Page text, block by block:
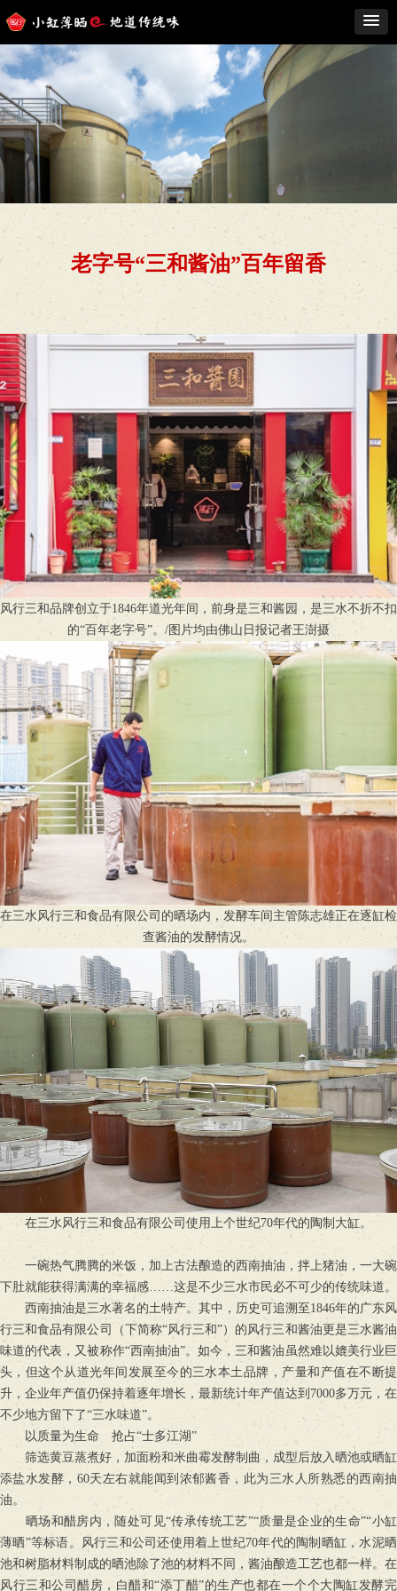
老字号“三和酱油”百年留香
风行三和品牌创立于1846年道光年间，前身是三和酱园，是三水不折不扣
的“百年老字号”。/图片均由佛山日报记者王澍摄
在三水风行三和食品有限公司的晒场内，发酵车间主管陈志雄正在逐缸检
查酱油的发酵情况。
在三水风行三和食品有限公司使用上个世纪70年代的陶制大缸。
一碗热气腾腾的米饭，加上古法酿造的西南抽油，拌上猪油，一大碗
下肚就能获得满满的幸福感……这是不少三水市民必不可少的传统味道。
西南抽油是三水著名的土特产。其中，历史可追溯至1846年的广东风
行三和食品有限公司（下简称“风行三和”）的风行三和酱油更是三水酱油
味道的代表，又被称作“西南抽油”。如今，三和酱油虽然难以媲美行业巨
头，但这个从道光年间发展至今的三水本土品牌，产量和产值在不断提
升，企业年产值仍保持着逐年增长，最新统计年产值达到7000多万元，在
不少地方留下了“三水味道”。
以质量为生命 抢占“士多江湖”
筛选黄豆蒸煮好，加面粉和米曲霉发酵制曲，成型后放入晒池或晒缸
添盐水发酵，60天左右就能闻到浓郁酱香，此为三水人所熟悉的西南抽
油。
晒场和醋房内，随处可见“传承传统工艺”“质量是企业的生命”“小缸
薄晒”等标语。风行三和公司还使用着上世纪70年代的陶制晒缸，水泥晒
池和树脂材料制成的晒池除了池的材料不同，酱油酿造工艺也都一样。在
风行三和公司醋房，白醋和“添丁醋”的生产也都在一个个大陶缸发酵完